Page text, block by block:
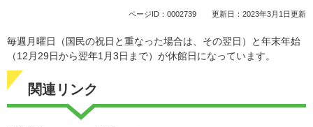
ページID：0002739 更新日：2023年3月1日更新
毎週月曜日（国民の祝日と重なった場合は、その翌日）と年末年始
（12月29日から翌年1月3日まで）が休館日になっています。
関連リンク